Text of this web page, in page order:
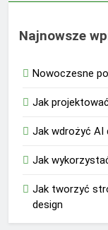
Najnowsze
Nowoczesne
Jak
Jak wdrożyć AI
Jak
Jak tworzyć
design